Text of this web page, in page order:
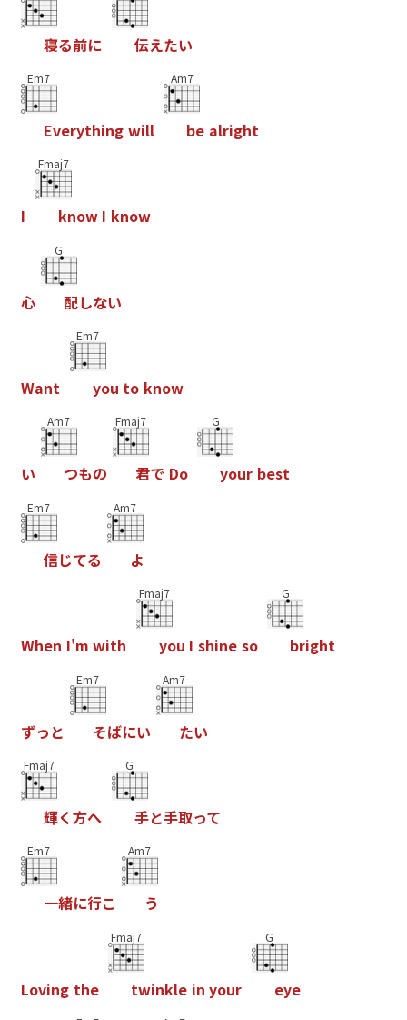
寝る前に 伝えたい
Em7
Everything will
Am7
be alright
I
Fmaj7
know I know
心
G
配しない
Want
Em7
you to know
い
Am7
つもの
Fmaj7
君で Do
G
your best
Em7
信じてる
Am7
よ
When I'm with
Fmaj7
you I shine so
G
bright
ずっ と
Em7
そばにい
Am7
たい
Fmaj7
輝く方へ
G
手と手取って
Em7
一緒に行こ
Am7
う
Loving the
Fmaj7
twinkle in your
G
eye